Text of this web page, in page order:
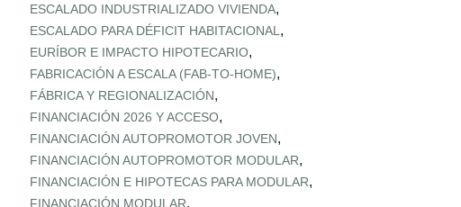
ESCALADO INDUSTRIALIZADO VIVIENDA,
ESCALADO PARA DÉFICIT HABITACIONAL ,
EURÍBOR E IMPACTO HIPOTECARIO,
FABRICACIÓN A ESCALA (FAB‑TO‑HOME),
FÁBRICA Y REGIONALIZACIÓN,
FINANCIACIÓN 2026 Y ACCESO,
FINANCIACIÓN AUTOPROMOTOR JOVEN,
FINANCIACIÓN AUTOPROMOTOR MODULAR,
FINANCIACIÓN E HIPOTECAS PARA MODULAR,
FINANCIACIÓN MODULAR,